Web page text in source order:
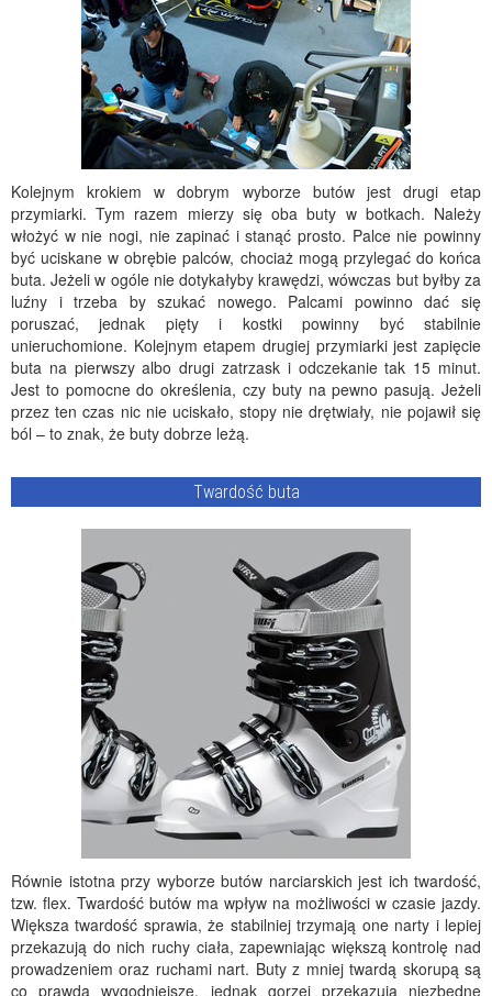
Kolejnym krokiem w dobrym wyborze butów jest drugi etap
przymiarki. Tym razem mierzy się oba buty w botkach. Należy
włożyć w nie nogi, nie zapinać i stanąć prosto. Palce nie powinny
być uciskane w obrębie palców, chociaż mogą przylegać do końca
buta. Jeżeli w ogóle nie dotykałyby krawędzi, wówczas but byłby za
luźny i trzeba by szukać nowego. Palcami powinno dać się
poruszać, jednak pięty i kostki powinny być stabilnie
unieruchomione. Kolejnym etapem drugiej przymiarki jest zapięcie
buta na pierwszy albo drugi zatrzask i odczekanie tak 15 minut.
Jest to pomocne do określenia, czy buty na pewno pasują. Jeżeli
przez ten czas nic nie uciskało, stopy nie drętwiały, nie pojawił się
ból – to znak, że buty dobrze leżą.
Twardość buta
Równie istotna przy wyborze butów narciarskich jest ich twardość,
tzw. flex. Twardość butów ma wpływ na możliwości w czasie jazdy.
Większa twardość sprawia, że stabilniej trzymają one narty i lepiej
przekazują do nich ruchy ciała, zapewniając większą kontrolę nad
prowadzeniem oraz ruchami nart. Buty z mniej twardą skorupą są
co prawda wygodniejsze, jednak gorzej przekazują niezbędne